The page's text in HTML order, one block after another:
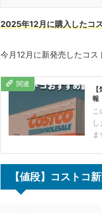
2025年12月に購入したコ
今月12月に新発売したコ
報
こ
【値段】コストコ